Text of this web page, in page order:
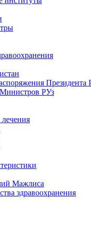
Президента
РУз
Мажлиса
здравоохранения